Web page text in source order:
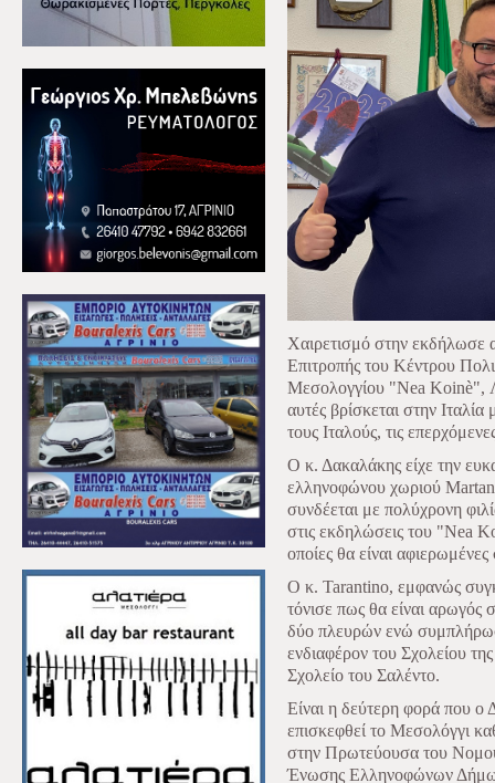
Χαιρετισμό στην εκδήλωσε
Επιτροπής του Κέντρου
Μεσολογγίου "Nea Koinè",
αυτές βρίσκεται στην
τους Ιταλούς, τις
Ο κ. Δακαλάκης είχε την
ελληνοφώνου χωριού
συνδέεται με πολύχρονη
στις εκδηλώσεις του "Nea
οποίες θα είναι
Ο κ. Tarantino, εμφανώς
τόνισε πως θα είναι αρωγός
δύο πλευρών ενώ
ενδιαφέρον του Σχολείου
Σχολείο του Σαλέντο.
Είναι η δεύτερη φορά που ο
επισκεφθεί το Μεσολόγγι
στην Πρωτεύουσα του
Ένωσης Ελληνοφώνων